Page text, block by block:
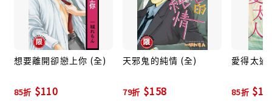
想要離開卻戀上你 (全)
85折 $110
天邪鬼的純情 (全)
79折 $158
愛得太過
85折